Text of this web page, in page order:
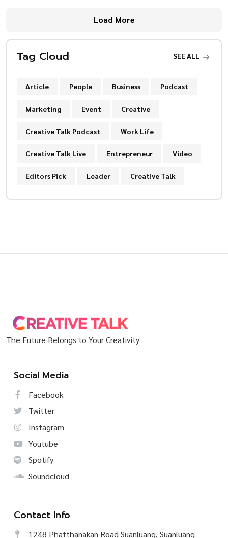
Load More
Tag Cloud SEE ALL
Article People Business Podcast
Marketing Event Creative
Creative Talk Podcast Work Life
Creative Talk Live Entrepreneur Video
Editors Pick Leader Creative Talk
The Future Belongs to Your Creativity
Social Media
Facebook
Twitter
Instagram
Youtube
Spotify
Soundcloud
Contact Info
1248 Phatthanakan Road Suanluang, Suanluang